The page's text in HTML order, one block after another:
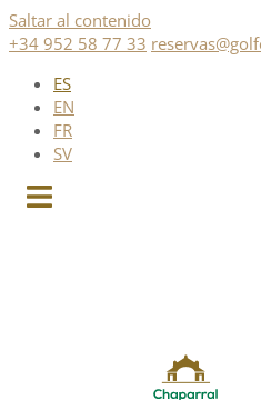
Saltar al contenido
+34 952 58 77 33
ES
EN
FR
SV